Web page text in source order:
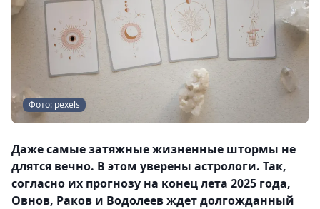
Фото: pexels
Даже самые затяжные жизненные штормы не
длятся вечно. В этом уверены астрологи. Так,
согласно их прогнозу на конец лета 2025 года,
Овнов, Раков и Водолеев ждет долгожданный